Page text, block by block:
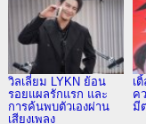
วิลเลี่ยม LYKN ย้อน
รอยแผลรักแรก และ
การค้นพบตัวเองผ่าน
เสียงเพลง
เ
ค
มี